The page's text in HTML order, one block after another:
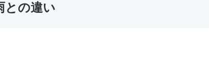
との違い